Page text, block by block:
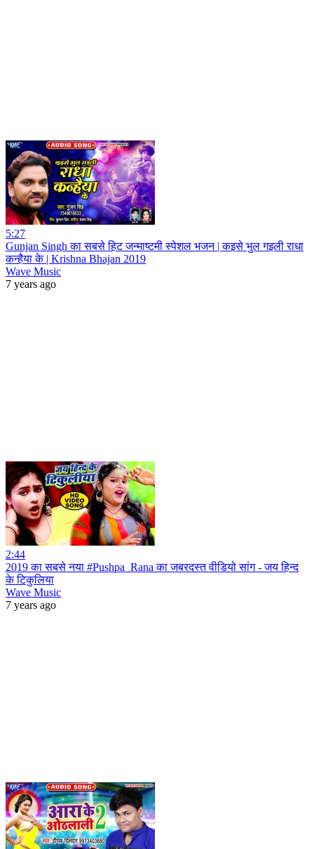
5:27
Gunjan Singh का सबसे हिट जन्माष्टमी स्पेशल भजन | कइसे भुल गइली राधा
कन्हैया के | Krishna Bhajan 2019
Wave Music
7 years ago
2:44
2019 का सबसे नया #Pushpa_Rana का जबरदस्त वीडियो सांग - जय हिन्द
के टिकुलिया
Wave Music
7 years ago